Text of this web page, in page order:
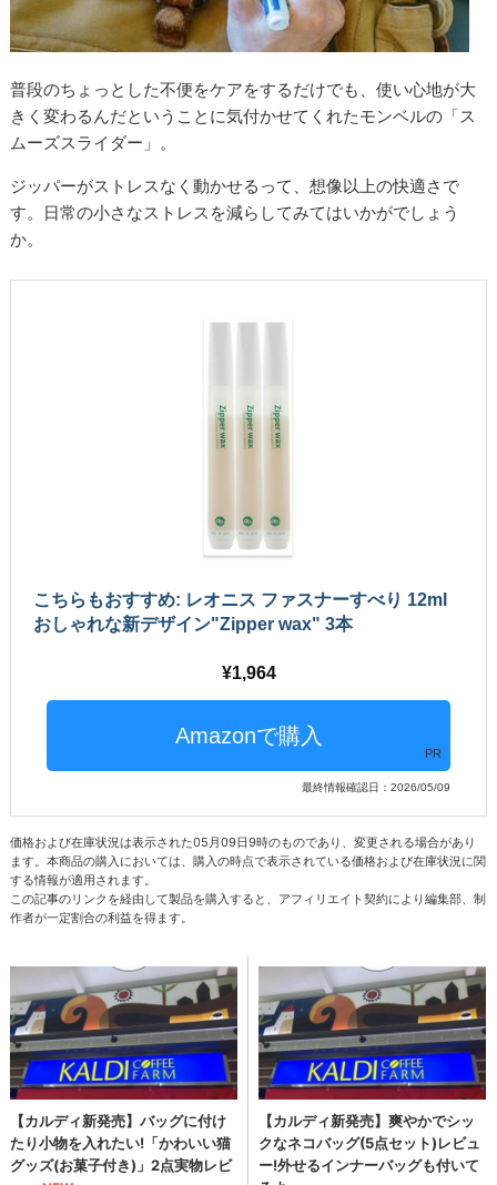
普段のちょっとした不便をケアをするだけでも、使い心地が大
きく変わるんだということに気付かせてくれたモンベルの「ス
ムーズスライダー」。
ジッパーがストレスなく動かせるって、想像以上の快適さで
す。日常の小さなストレスを減らしてみてはいかがでしょう
か。
こちらもおすすめ: レオニス ファスナーすべり 12ml
おしゃれな新デザイン"Zipper wax" 3本
1,964
PR
最終情報確認日：2026/05/09
価格および在庫状況は表示された05月09日9時のものであり、変更される場合があり
ます。本商品の購入においては、購入の時点で表示されている価格および在庫状況に関
する情報が適用されます。
この記事のリンクを経由して製品を購入すると、アフィリエイト契約により編集部、制
作者が一定割合の利益を得ます。